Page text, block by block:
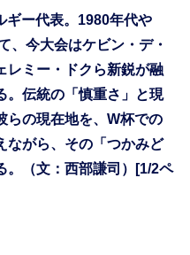
ー代表。1980年代や
、今大会はケビン・デ・
レミー・ドクら新鋭が融
。伝統の「慎重さ」と現
らの現在地を、W杯での
ながら、その「つかみど
。（文：西部謙司）[1/2ペ